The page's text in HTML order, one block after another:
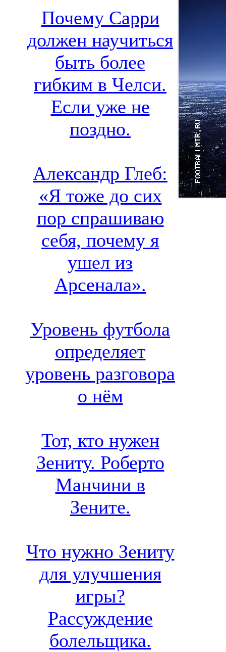
Почему Сарри
должен научиться
быть более
гибким в Челси.
Если уже не
поздно.
Александр Глеб:
«Я тоже до сих
пор спрашиваю
себя, почему я
ушел из
Арсенала».
Уровень футбола
определяет
уровень разговора
о нём
Тот, кто нужен
Зениту. Роберто
Манчини в
Зените.
Что нужно Зениту
для улучшения
игры?
Рассуждение
болельщика.